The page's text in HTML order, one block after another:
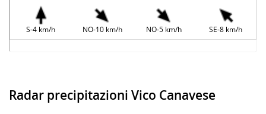
S-4 km/h NO-10 km/h NO-5 km/h SE-8 km/h
Radar precipitazioni Vico Canavese